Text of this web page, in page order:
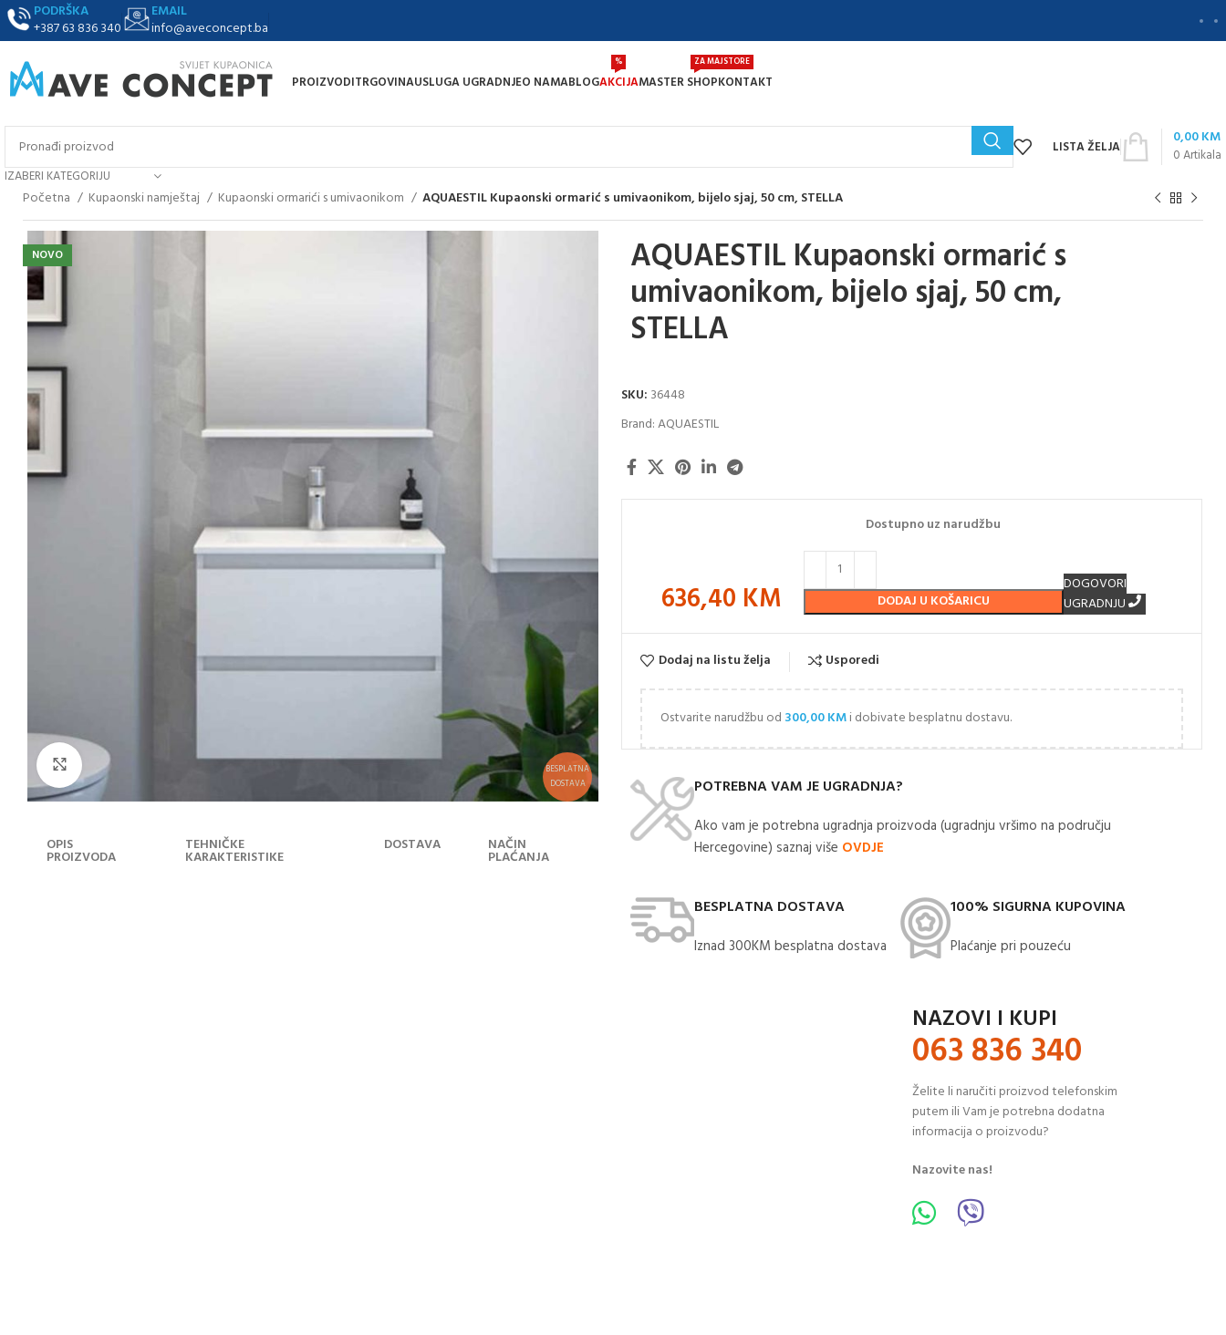
PODRŠKA
+387 63 836 340
EMAIL
info@aveconcept.ba
PROIZVODITRGOVINAUSLUGA UGRADNJEO NAMABLOGAKCIJA
%
MASTER SHOP
ZA MAJSTORE
KONTAKT
IZABERI KATEGORIJU
LISTA ŽELJA 0Artikala
0,00KM
Početna Kupaonski namještaj Kupaonski ormarići s umivaonikom AQUAESTIL Kupaonski ormarić s umivaonikom, bijelo sjaj, 50 cm, STELLA
BESPLATNA
DOSTAVA
NOVO
Klikni za uvećanje
OPIS
PROIZVODA
TEHNIČKE
KARAKTERISTIKE
DOSTAVA NAČIN
PLAĆANJA
AQUAESTIL Kupaonski ormarić s
umivaonikom, bijelo sjaj, 50 cm,
STELLA
SKU: 36448
Brand:AQUAESTIL
636,40 KM
Dostupno uz narudžbu
DODAJ U KOŠARICU
DOGOVORI
UGRADNJU
Dodaj na listu želja Usporedi
Ostvarite narudžbu od 300,00KMi dobivate besplatnu dostavu.
POTREBNA VAM JE UGRADNJA?
Ako vam je potrebna ugradnja proizvoda (ugradnju vršimo na području
Hercegovine) saznaj više OVDJE
BESPLATNA DOSTAVA
Iznad 300KM besplatna dostava​
100% SIGURNA KUPOVINA
Plaćanje pri pouzeću
NAZOVI I KUPI
063 836 340
Želite li naručiti proizvod telefonskim
putem ili Vam je potrebna dodatna
informacija o proizvodu?
Nazovite nas!